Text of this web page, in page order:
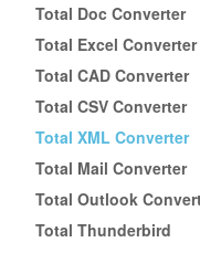
Total Doc Converter
Total Excel Converter
Total CAD Converter
Total CSV Converter
Total XML Converter
Total Mail Converter
Total Outlook
Total Thunderbird